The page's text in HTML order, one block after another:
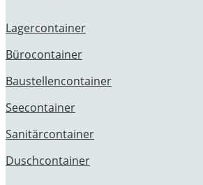
Lagercontainer
Bürocontainer
Baustellencontainer
Seecontainer
Sanitärcontainer
Duschcontainer